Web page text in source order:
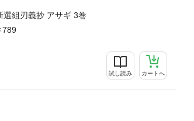
選組刃義抄 アサギ 3巻
789
試し読み カートへ